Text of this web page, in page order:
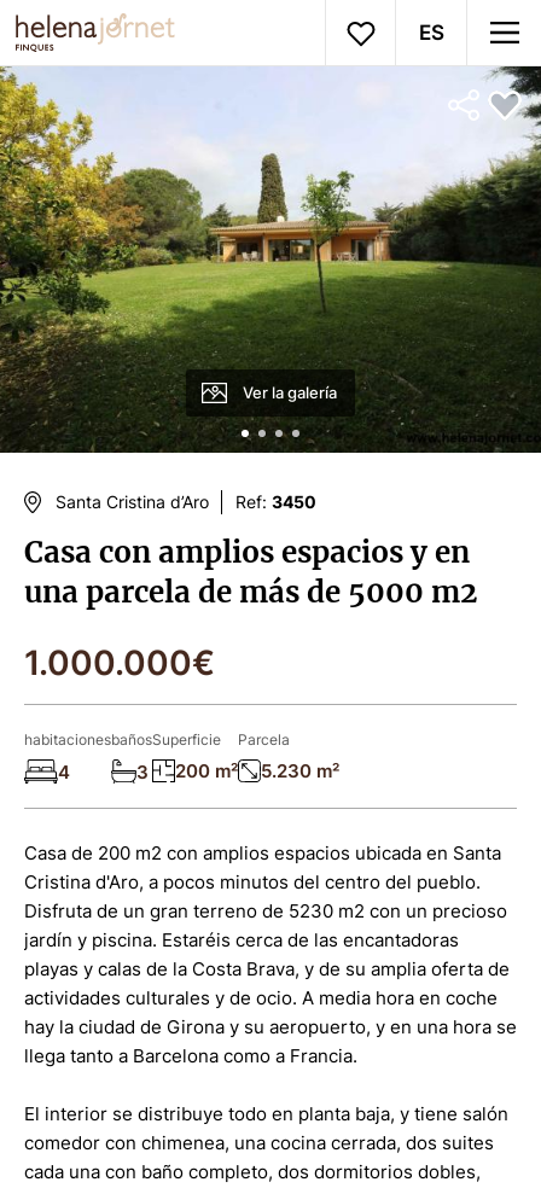
ES
Ver la galería
Santa Cristina d’Aro Ref: 3450
Casa con amplios espacios y en
una parcela de más de 5000 m2
1.000.000€
habitaciones
4
baños
3
Superficie
200 m²
Parcela
5.230 m²
Casa de 200 m2 con amplios espacios ubicada en Santa
Cristina d'Aro, a pocos minutos del centro del pueblo.
Disfruta de un gran terreno de 5230 m2 con un precioso
jardín y piscina. Estaréis cerca de las encantadoras
playas y calas de la Costa Brava, y de su amplia oferta de
actividades culturales y de ocio. A media hora en coche
hay la ciudad de Girona y su aeropuerto, y en una hora se
llega tanto a Barcelona como a Francia.
El interior se distribuye todo en planta baja, y tiene salón
comedor con chimenea, una cocina cerrada, dos suites
cada una con baño completo, dos dormitorios dobles,